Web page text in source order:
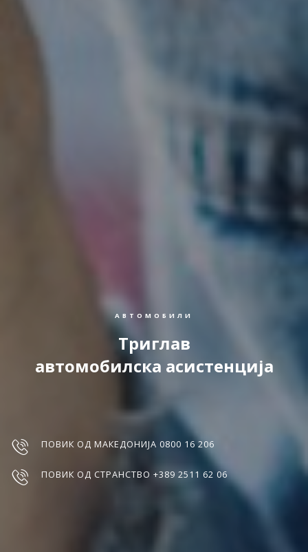
АВТОМОБИЛИ
Триглав
автомобилска асистенција
ПОВИК ОД МАКЕДОНИЈА 0800 16 206
ПОВИК ОД СТРАНСТВО +389 2511 62 06